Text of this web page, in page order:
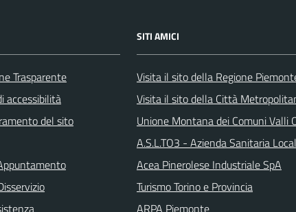
Trasparente
accessibilità
del sito
SITI AMICI
Visita il sito della Regione
Visita il sito della Città
Unione Montana dei Comuni Valli
A.S.L.TO3 - Azienda Sanitaria
Acea Pinerolese Industriale SpA
Turismo Torino e Provincia
ARPA Piemonte